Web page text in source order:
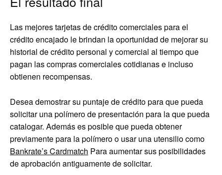
Las mejores tarjetas de crédito comerciales para el
crédito encajado le brindan la oportunidad de mejorar su
historial de crédito personal y comercial al tiempo que
pagan las compras comerciales cotidianas e incluso
obtienen recompensas.
Desea demostrar su puntaje de crédito para que pueda
solicitar una polímero de presentación para la que pueda
catalogar. Además es posible que pueda obtener
previamente para la polímero o usar una utensilio como
Bankrate’s Cardmatch Para aumentar sus posibilidades
de aprobación antiguamente de solicitar.